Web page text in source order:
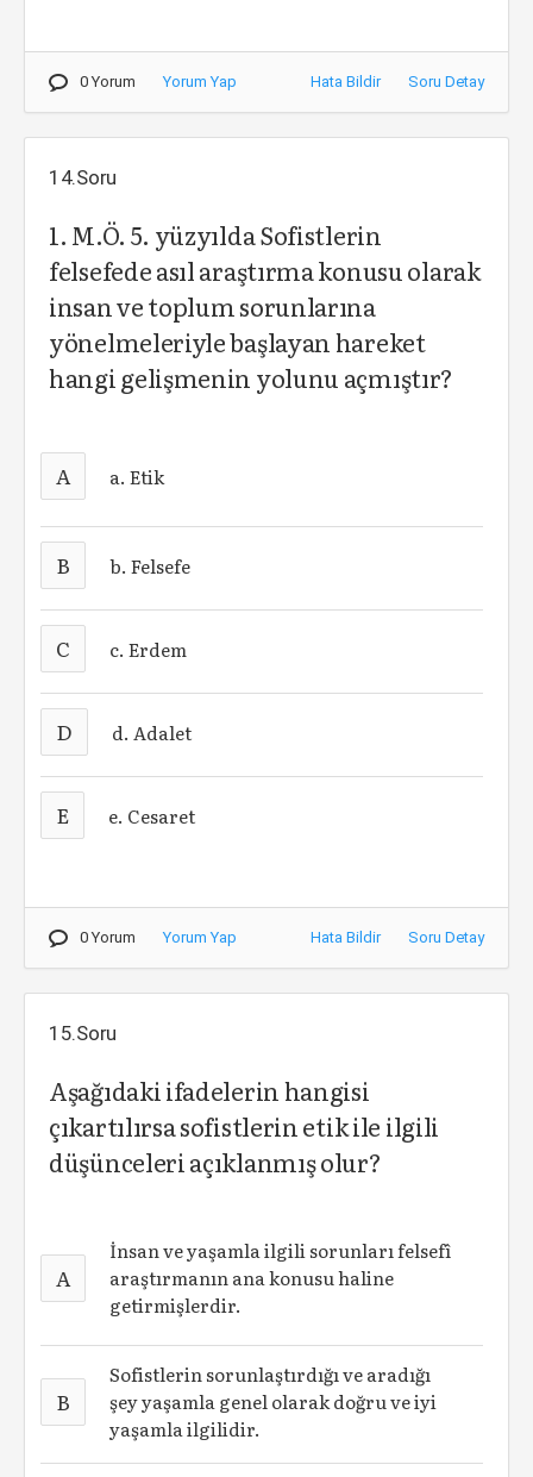
0 Yorum Yorum Yap Hata Bildir Soru Detay
14.Soru
1. M.Ö. 5. yüzyılda Sofistlerin
felsefede asıl araştırma konusu olarak
insan ve toplum sorunlarına
yönelmeleriyle başlayan hareket
hangi gelişmenin yolunu açmıştır?
A a. Etik
B b. Felsefe
C c. Erdem
D d. Adalet
E e. Cesaret
0 Yorum Yorum Yap Hata Bildir Soru Detay
15.Soru
Aşağıdaki ifadelerin hangisi
çıkartılırsa sofistlerin etik ile ilgili
düşünceleri açıklanmış olur?
A
İnsan ve yaşamla ilgili sorunları felsefî
araştırmanın ana konusu haline
getirmişlerdir.
B
Sofistlerin sorunlaştırdığı ve aradığı
şey yaşamla genel olarak doğru ve iyi
yaşamla ilgilidir.